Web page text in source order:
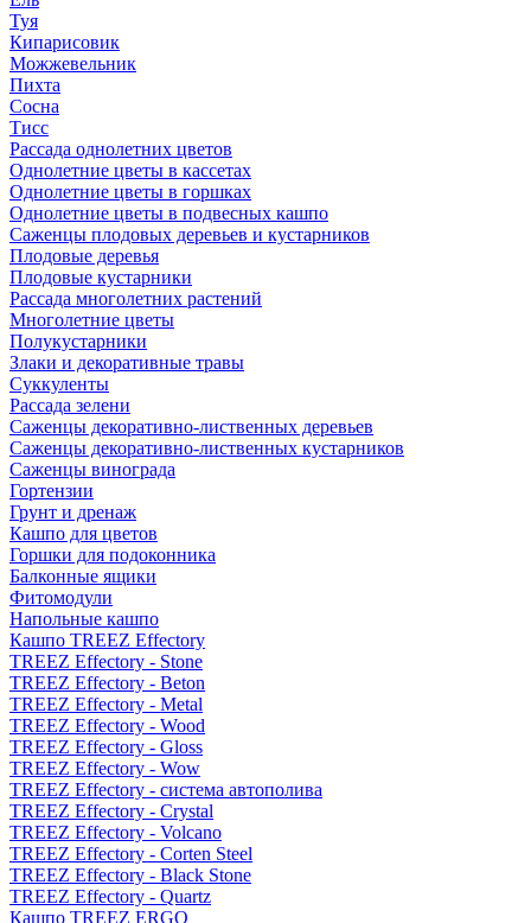
Туя
Кипарисовик
Можжевельник
Пихта
Сосна
Тисc
Рассада однолетних цветов
Однолетние цветы в кассетах
Однолетние цветы в горшках
Однолетние цветы в подвесных кашпо
Саженцы плодовых деревьев и кустарников
Плодовые деревья
Плодовые кустарники
Рассада многолетних растений
Многолетние цветы
Полукустарники
Злаки и декоративные травы
Суккуленты
Рассада зелени
Саженцы декоративно-лиственных деревьев
Саженцы декоративно-лиственных кустарников
Саженцы винограда
Гортензии
Грунт и дренаж
Кашпо для цветов
Горшки для подоконника
Балконные ящики
Фитомодули
Напольные кашпо
Кашпо TREEZ Effectory
TREEZ Effectory - Stone
TREEZ Effectory - Beton
TREEZ Effectory - Metal
TREEZ Effectory - Wood
TREEZ Effectory - Gloss
TREEZ Effectory - Wow
TREEZ Effectory - система автополива
TREEZ Effectory - Crystal
TREEZ Effectory - Volcano
TREEZ Effectory - Corten Steel
TREEZ Effectory - Black Stone
TREEZ Effectory - Quartz
Кашпо TREEZ ERGO